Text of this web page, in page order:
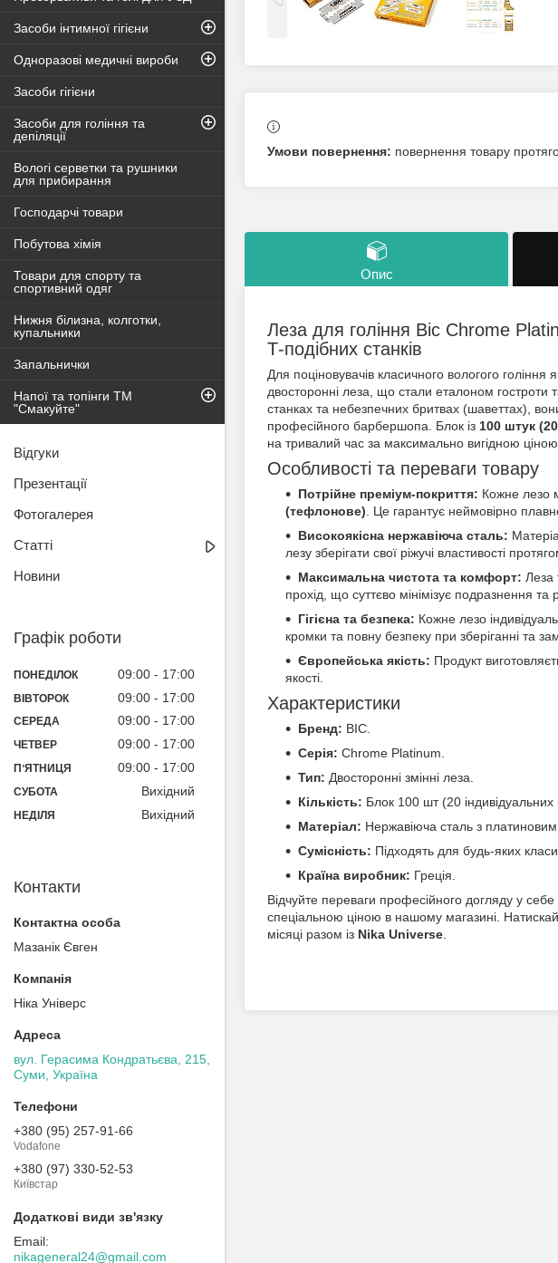
повернення товару
Опис
Леза для гоління Bic Chrome
Т-подібних станків
Для поціновувачів класичного вологого
двосторонні леза, що стали еталоном гостроти
станках та небезпечних бритвах (шаветтах),
професійного барбершопа. Блок із 100 штук
на тривалий час за максимально вигідною
Особливості та переваги товару
Потрійне преміум-покриття: Кожне лезо
(тефлонове). Це гарантує неймовірно
Високоякісна нержавіюча сталь:
лезу зберігати свої ріжучі властивості
Максимальна чистота та комфорт: Леза
прохід, що суттєво мінімізує подразнення та
Гігієна та безпека: Кожне лезо
кромки та повну безпеку при зберіганні та
Європейська якість: Продукт
якості.
Характеристики
Бренд: BIC.
Серія: Chrome Platinum.
Тип: Двосторонні змінні леза.
Кількість: Блок 100 шт (20
Матеріал: Нержавіюча сталь з
Сумісність: Підходять для будь-яких
Країна виробник: Греція.
Відчуйте переваги професійного догляду у
спеціальною ціною в нашому магазині.
місяці разом із Nika Universe.
Засоби інтимної гігієни
Одноразові медичні вироби
Засоби гігієни
Засоби для гоління та
депіляції
Вологі серветки та рушники
для прибирання
Господарчі товари
Побутова хімія
Товари для спорту та
спортивний одяг
Нижня білизна, колготки,
купальники
Запальнички
Напої та топінги ТМ
"Смакуйте"
Відгуки
Презентації
Фотогалерея
Статті
Новини
Графік роботи
ПОНЕДІЛОК 09:00 17:00
ВІВТОРОК 09:00 17:00
СЕРЕДА 09:00 17:00
ЧЕТВЕР 09:00 17:00
ПʼЯТНИЦЯ 09:00 17:00
СУБОТА Вихідний
НЕДІЛЯ Вихідний
Контакти
Мазанік Євген
Ніка Універс
вул. Герасима Кондратьєва, 215,
Суми, Україна
+380 (95) 257-91-66
Vodafone
+380 (97) 330-52-53
Київстар
nikageneral24@gmail.com